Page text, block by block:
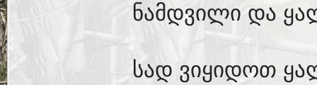
ნამდვილი და
სად ვიყიდოთ